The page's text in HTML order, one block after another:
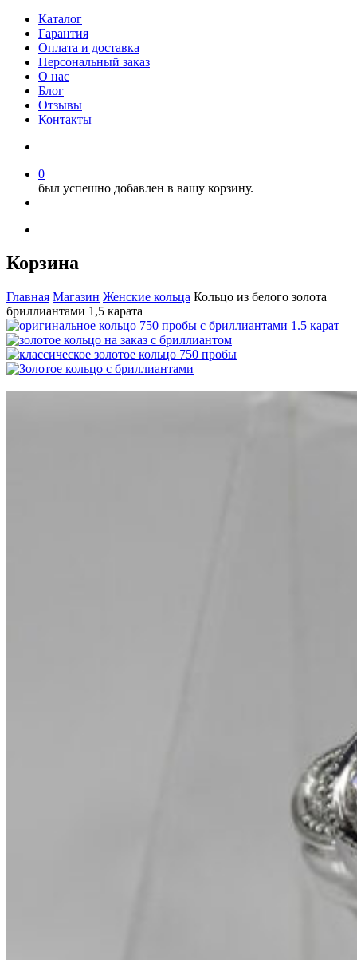
Каталог
Гарантия
Оплата и доставка
Персональный заказ
О нас
Блог
Отзывы
Контакты
0
был успешно добавлен в вашу корзину.
Корзина
Главная Магазин Женские кольца Кольцо из белого золота
бриллиантами 1,5 карата